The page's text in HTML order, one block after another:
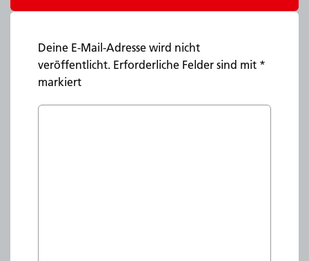
Deine E-Mail-Adresse wird nicht
veröffentlicht. Erforderliche Felder sind mit *
markiert